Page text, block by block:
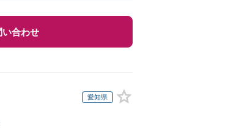
い合わせ
愛知県